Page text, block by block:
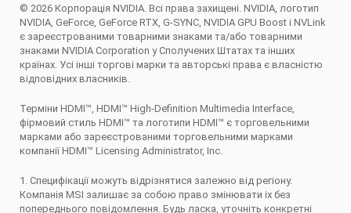
© 2026 Корпорація NVIDIA. Всі права захищені. NVIDIA, логотип
NVIDIA, GeForce, GeForce RTX, G-SYNC, NVIDIA GPU Boost і NVLink
є зареєстрованими товарними знаками та/або товарними
знаками NVIDIA Corporation у Сполучених Штатах та інших
країнах. Усі інші торгові марки та авторські права є власністю
відповідних власників.
Терміни HDMI™, HDMI™ High-Definition Multimedia Interface,
фірмовий стиль HDMI™ та логотипи HDMI™ є торговельними
марками або зареєстрованими торговельними марками
компанії HDMI™ Licensing Administrator, Inc.
1. Специфікації можуть відрізнятися залежно від регіону.
Компанія MSI залишає за собою право змінювати іх без
попереднього повідомлення. Будь ласка, уточніть конкретні